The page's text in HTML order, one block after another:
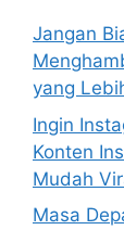
Jangan
yang
Ingin
Konten
Mudah
Masa